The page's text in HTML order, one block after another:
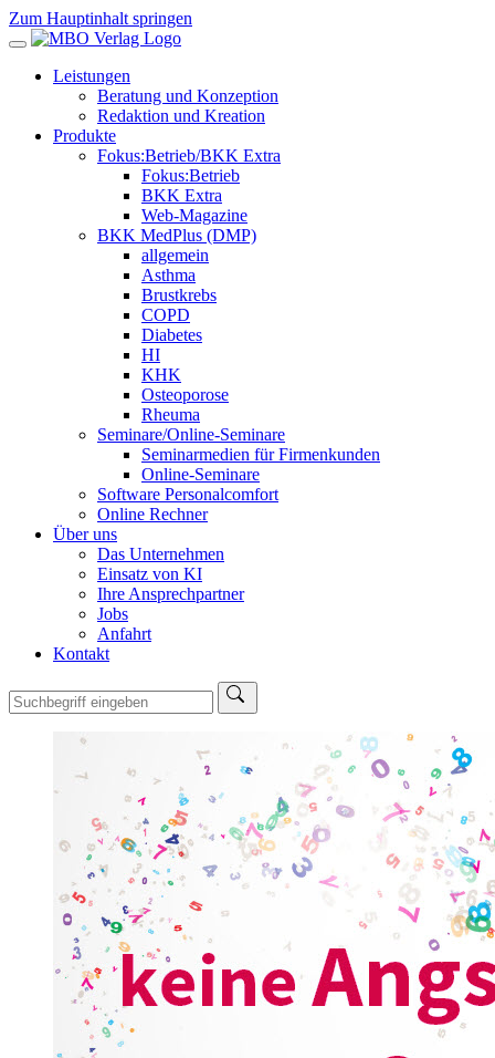
Zum Hauptinhalt springen
Leistungen
Beratung und Konzeption
Redaktion und Kreation
Produkte
Fokus:Betrieb/BKK Extra
Fokus:Betrieb
BKK Extra
Web-Magazine
BKK MedPlus (DMP)
allgemein
Asthma
Brustkrebs
COPD
Diabetes
HI
KHK
Osteoporose
Rheuma
Seminare/Online-Seminare
Seminarmedien für Firmenkunden
Online-Seminare
Software Personalcomfort
Online Rechner
Über uns
Das Unternehmen
Einsatz von KI
Ihre Ansprechpartner
Jobs
Anfahrt
Kontakt